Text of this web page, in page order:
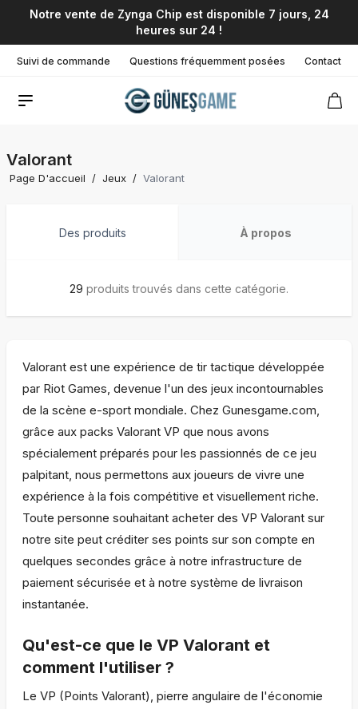
Notre vente de Zynga Chip est disponible 7 jours, 24
heures sur 24 !
Suivi de commande Questions fréquemment posées Contact
Valorant
Page D'accueil / Jeux / Valorant
Des produits À propos
29 produits trouvés dans cette catégorie.
Valorant est une expérience de tir tactique développée
par Riot Games, devenue l'un des jeux incontournables
de la scène e-sport mondiale. Chez Gunesgame.com,
grâce aux packs Valorant VP que nous avons
spécialement préparés pour les passionnés de ce jeu
palpitant, nous permettons aux joueurs de vivre une
expérience à la fois compétitive et visuellement riche.
Toute personne souhaitant acheter des VP Valorant sur
notre site peut créditer ses points sur son compte en
quelques secondes grâce à notre infrastructure de
paiement sécurisée et à notre système de livraison
instantanée.
Qu'est-ce que le VP Valorant et
comment l'utiliser ?
Le VP (Points Valorant), pierre angulaire de l'économie